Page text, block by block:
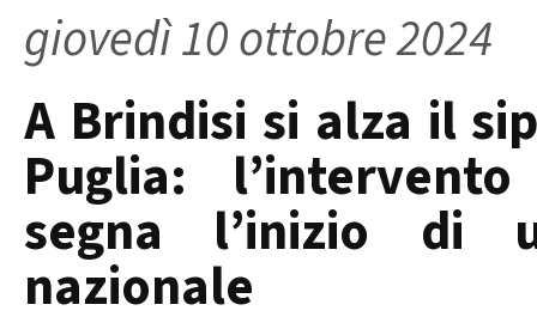
giovedì 10 ottobre 2024
A Brindisi si alza il
Puglia:
segna l’inizio di
nazionale